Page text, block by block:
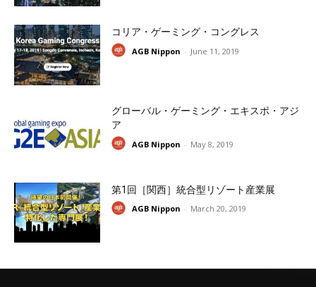
コリア・ゲーミング・コングレス
AGB Nippon - June 11, 2019
グローバル・ゲーミング・エキスポ・アジ
ア
AGB Nippon - May 8, 2019
第1回［関西］統合型リゾート産業展
AGB Nippon - March 20, 2019